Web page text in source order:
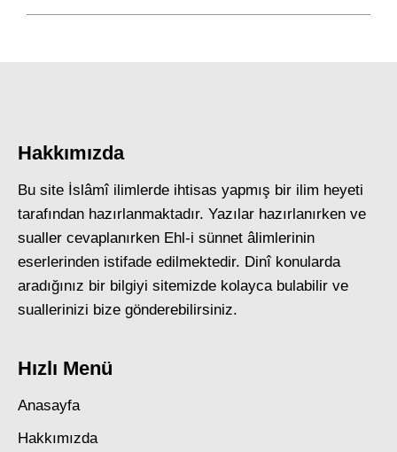
Hakkımızda
Bu site İslâmî ilimlerde ihtisas yapmış bir ilim heyeti
tarafından hazırlanmaktadır. Yazılar hazırlanırken ve
sualler cevaplanırken Ehl-i sünnet âlimlerinin
eserlerinden istifade edilmektedir. Dinî konularda
aradığınız bir bilgiyi sitemizde kolayca bulabilir ve
suallerinizi bize gönderebilirsiniz.
Hızlı Menü
Anasayfa
Hakkımızda